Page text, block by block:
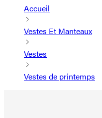
Accueil
Vestes Et Manteaux
Vestes
Vestes de printemps